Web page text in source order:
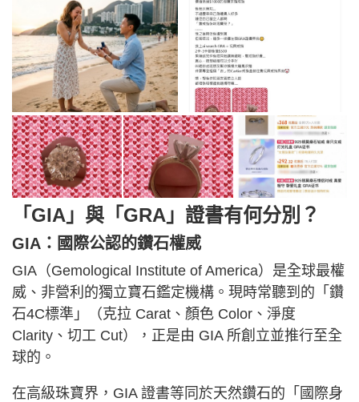
「GIA」與「GRA」證書有何分別？
GIA：國際公認的鑽石權威
GIA（Gemological Institute of America）是全球最權
威、非營利的獨立寶石鑑定機構。現時常聽到的「鑽
石4C標準」（克拉 Carat、顏色 Color、淨度
Clarity、切工 Cut），正是由 GIA 所創立並推行至全
球的。
在高級珠寶界，GIA 證書等同於天然鑽石的「國際身